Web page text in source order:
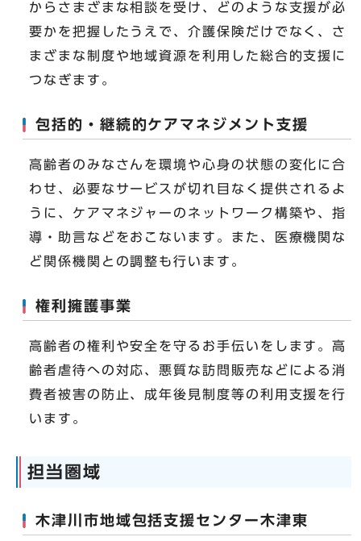
からさまざまな相談を受け、どのような支援が必
要かを把握したうえで、介護保険だけでなく、さ
まざまな制度や地域資源を利用した総合的支援に
つなぎます。
包括的・継続的ケアマネジメント支援
高齢者のみなさんを環境や心身の状態の変化に合
わせ、必要なサービスが切れ目なく提供されるよ
うに、ケアマネジャーのネットワーク構築や、指
導・助言などをおこないます。また、医療機関な
ど関係機関との調整も行います。
権利擁護事業
高齢者の権利や安全を守るお手伝いをします。高
齢者虐待への対応、悪質な訪問販売などによる消
費者被害の防止、成年後見制度等の利用支援を行
います。
担当圏域
木津川市地域包括支援センター木津東